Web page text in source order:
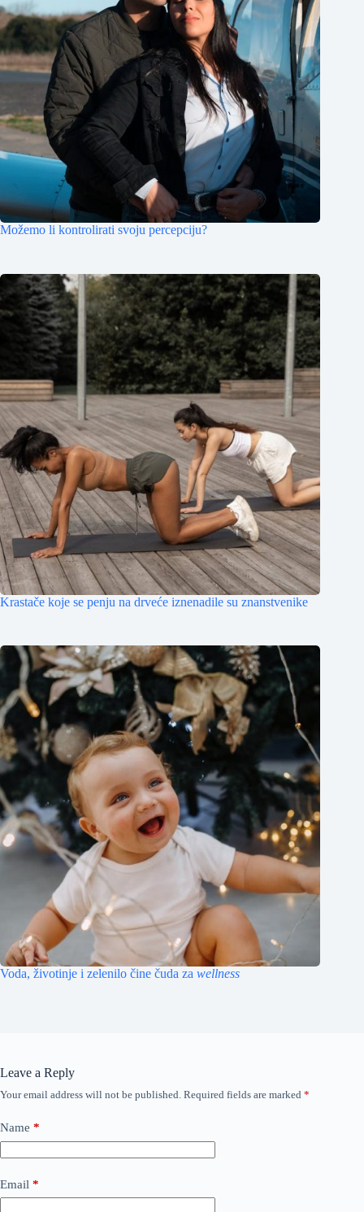
Možemo li kontrolirati svoju percepciju?
Krastače koje se penju na drveće iznenadile su znanstvenike
Voda, životinje i zelenilo čine čuda za wellness
Leave a Reply
Your email address will not be published. Required fields are marked *
Name *
Email *